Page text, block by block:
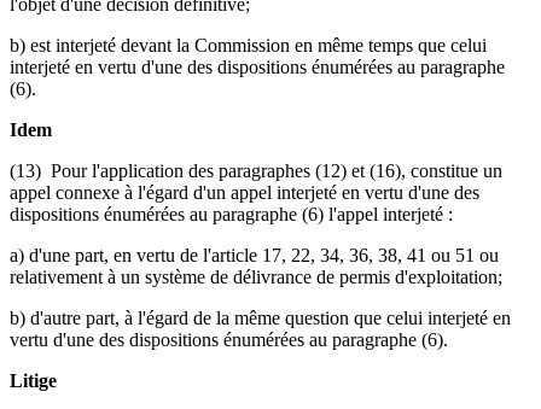
b) est interjeté devant la Commission en même temps que celui
interjeté en vertu d'une des dispositions énumérées au paragraphe
(6).
Idem
(13) Pour l'application des paragraphes (12) et (16), constitue un
appel connexe à l'égard d'un appel interjeté en vertu d'une des
dispositions énumérées au paragraphe (6) l'appel interjeté :
a) d'une part, en vertu de l'article 17, 22, 34, 36, 38, 41 ou 51 ou
relativement à un système de délivrance de permis d'exploitation;
b) d'autre part, à l'égard de la même question que celui interjeté en
vertu d'une des dispositions énumérées au paragraphe (6).
Litige